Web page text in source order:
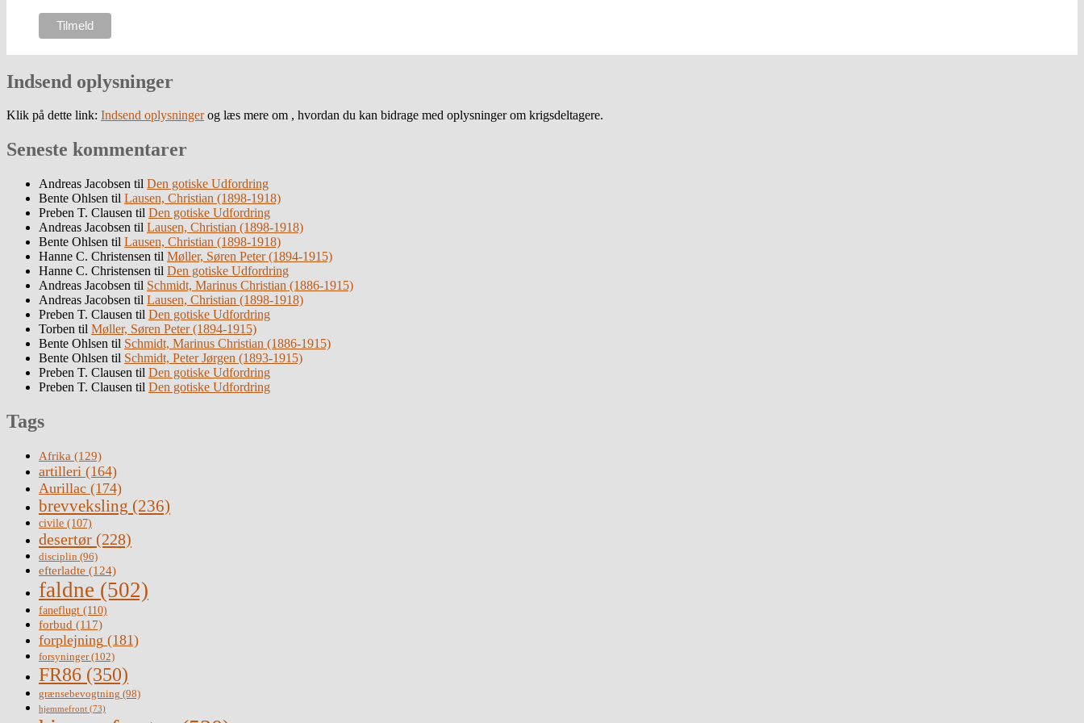
Indsend oplysninger
Klik på dette link: Indsend oplysningerog læs mere om , hvordan du kan bidrage med oplysninger om krigsdeltagere.
Seneste kommentarer
Andreas Jacobsen til Den gotiske Udfordring
Bente Ohlsen til Lausen, Christian (1898-1918)
Preben T. Clausen til Den gotiske Udfordring
Andreas Jacobsen til Lausen, Christian (1898-1918)
Bente Ohlsen til Lausen, Christian (1898-1918)
Hanne C. Christensen til Møller, Søren Peter (1894-1915)
Hanne C. Christensen til Den gotiske Udfordring
Andreas Jacobsen til Schmidt, Marinus Christian (1886-1915)
Andreas Jacobsen til Lausen, Christian (1898-1918)
Preben T. Clausen til Den gotiske Udfordring
Torben til Møller, Søren Peter (1894-1915)
Bente Ohlsen til Schmidt, Marinus Christian (1886-1915)
Bente Ohlsen til Schmidt, Peter Jørgen (1893-1915)
Preben T. Clausen til Den gotiske Udfordring
Preben T. Clausen til Den gotiske Udfordring
Tags
Afrika (129)
artilleri (164)
Aurillac (174)
brevveksling (236)
civile (107)
desertør (228)
disciplin (96)
efterladte (124)
faldne (502)
faneflugt (110)
forbud (117)
forplejning (181)
forsyninger(102)
FR86 (350)
grænsebevogtning (98)
hjemmefront (73)